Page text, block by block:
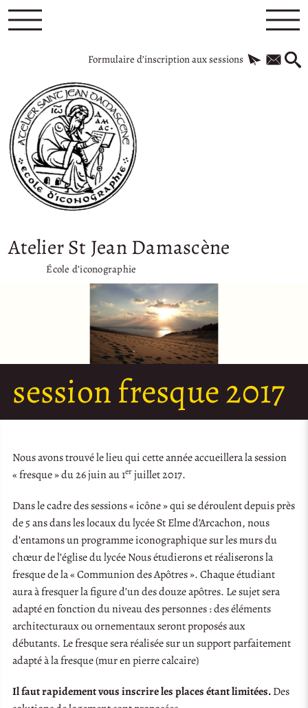
Formulaire d’inscription aux sessions
Atelier St Jean Damascène
École d’iconographie
session fresque 2017
Nous avons trouvé le lieu qui cette année accueillera la session
« fresque » du 26 juin au 1erjuillet 2017.
Dans le cadre des sessions « icône » qui se déroulent depuis près
de 5 ans dans les locaux du lycée St Elme d’Arcachon, nous
d’entamons un programme iconographique sur les murs du
chœur de l’église du lycée Nous étudierons et réaliserons la
fresque de la « Communion des Apôtres ». Chaque étudiant
aura à fresquer la figure d’un des douze apôtres. Le sujet sera
adapté en fonction du niveau des personnes : des éléments
architecturaux ou ornementaux seront proposés aux
débutants. Le fresque sera réalisée sur un support parfaitement
adapté à la fresque (mur en pierre calcaire)
Il faut rapidement vous inscrire les places étant limitées.Des